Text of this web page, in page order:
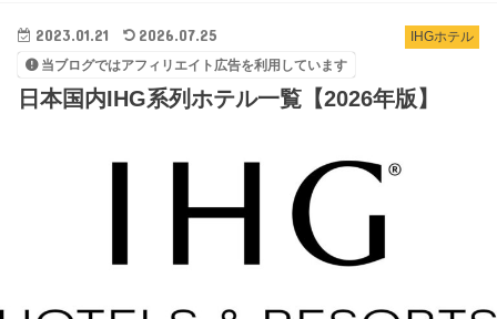
IHGホテル
2023.01.21 2026.07.25
当ブログではアフィリエイト広告を利用しています
日本国内IHG系列ホテル一覧【2026年版】